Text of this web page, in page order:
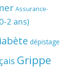
Assurance-
2 ans)
dépistage
Grippe